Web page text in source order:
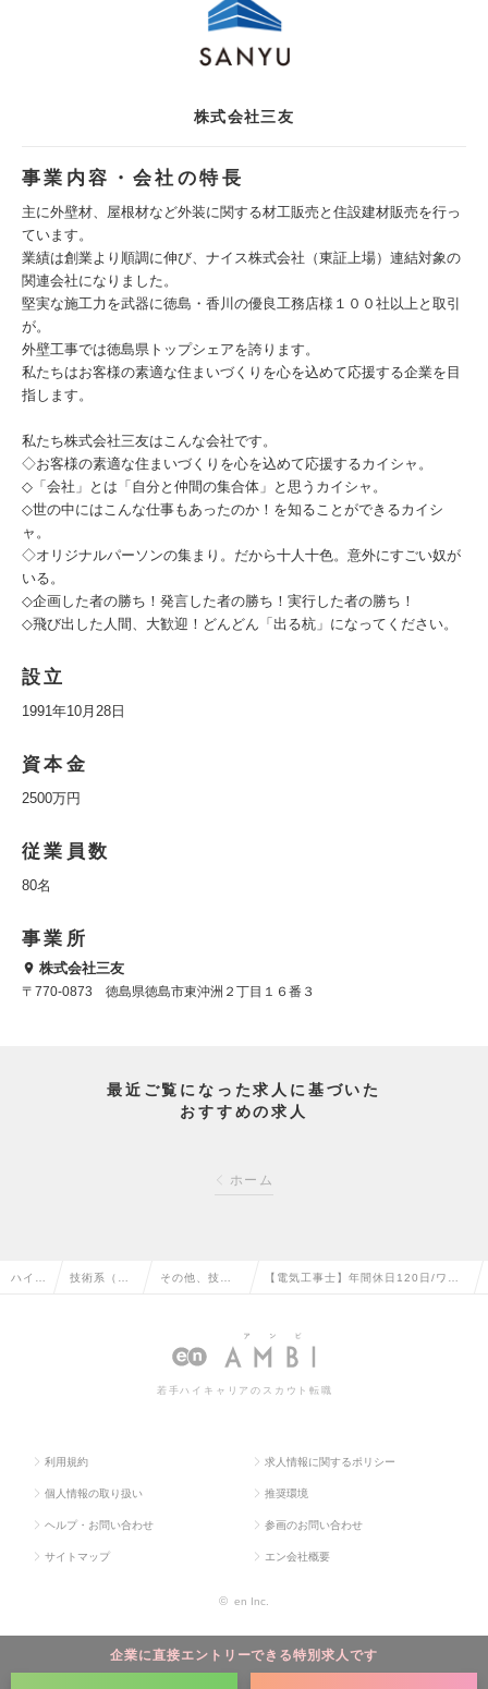
株式会社三友
事業内容・会社の特長
主に外壁材、屋根材など外装に関する材工販売と住設建材販売を行っ
ています。
業績は創業より順調に伸び、ナイス株式会社（東証上場）連結対象の
関連会社になりました。
堅実な施工力を武器に徳島・香川の優良工務店様１００社以上と取引
が。
外壁工事では徳島県トップシェアを誇ります。
私たちはお客様の素適な住まいづくりを心を込めて応援する企業を目
指します。
私たち株式会社三友はこんな会社です。
◇お客様の素適な住まいづくりを心を込めて応援するカイシャ。
◇「会社」とは「自分と仲間の集合体」と思うカイシャ。
◇世の中にはこんな仕事もあったのか！を知ることができるカイシ
ャ。
◇オリジナルパーソンの集まり。だから十人十色。意外にすごい奴が
いる。
◇企画した者の勝ち！発言した者の勝ち！実行した者の勝ち！
◇飛び出した人間、大歓迎！どんどん「出る杭」になってください。
設立
1991年10月28日
資本金
2500万円
従業員数
80名
事業所
株式会社三友
〒770-0873 徳島県徳島市東沖洲２丁目１６番３
最近ご覧になった求人に基づいた
おすすめの求人
ホーム
企業に直接エントリーできる特別求人です
ハイク 技術系（電 その他、技術
子・半導体）
【電気工事士】年間休日120日/ワー
中/毎年昇給/リフレッシュ休暇の求人
若手ハイキャリアのスカウト転職
利用規約 求人情報に関するポリシー
個人情報の取り扱い 推奨環境
ヘルプ・お問い合わせ 参画のお問い合わせ
サイトマップ エン会社概要
© en Inc.